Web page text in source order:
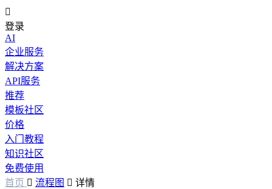

登录
AI
企业服务
解决方案
API服务
推荐
模板社区
价格
入门教程
知识社区
免费使用
首页  流程图  详情